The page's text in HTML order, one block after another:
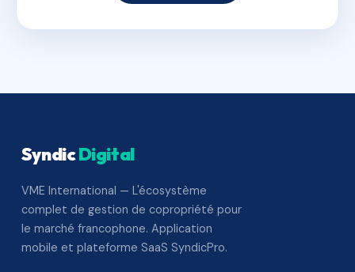
SyndicDigital
VME International — L'écosystème
complet de gestion de copropriété pour
le marché francophone. Application
mobile et plateforme SaaS SyndicPro.